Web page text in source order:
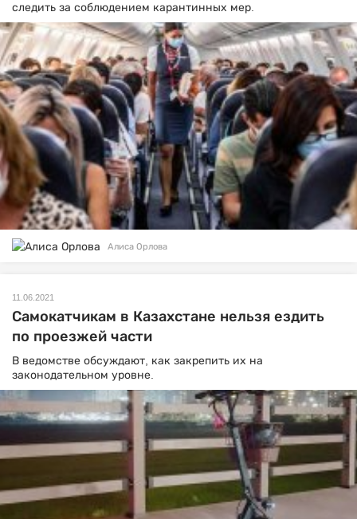
следить за соблюдением карантинных мер.
Алиса Орлова
11.06.2021
Самокатчикам в Казахстане нельзя ездить
по проезжей части
В ведомстве обсуждают, как закрепить их на
законодательном уровне.